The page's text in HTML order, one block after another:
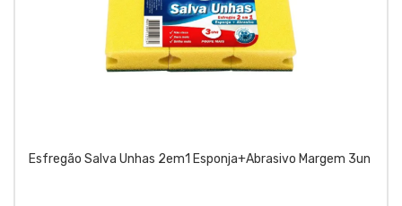
Esfregão Salva Unhas 2em1 Esponja+Abrasivo Margem 3un